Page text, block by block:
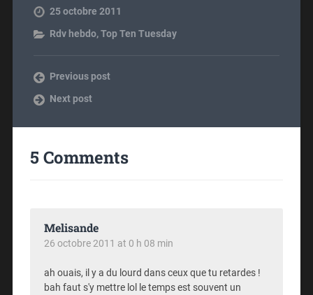
25 octobre 2011
Rdv hebdo,Top Ten Tuesday
Previous post
Next post
5 Comments
Melisande
26 octobre 2011 at 0 h 08 min
ah ouais, il y a du lourd dans ceux que tu retardes !
bah faut s'y mettre lol le temps est souvent un